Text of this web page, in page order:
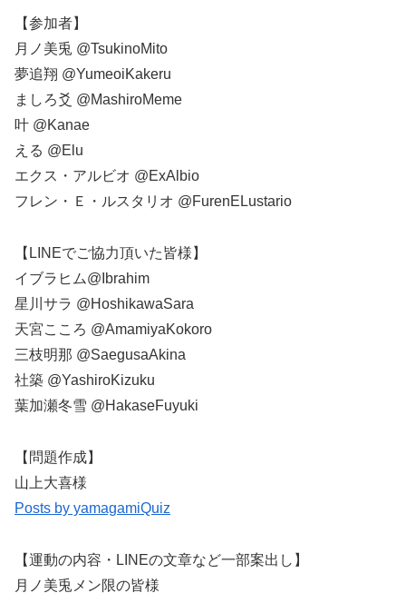
【参加者】
月ノ美兎 @TsukinoMito
夢追翔 @YumeoiKakeru
ましろ爻 @MashiroMeme
叶 @Kanae
える @Elu
エクス・アルビオ @ExAlbio
フレン・Ｅ・ルスタリオ @FurenELustario
【LINEでご協力頂いた皆様】
イブラヒム@Ibrahim
星川サラ @HoshikawaSara
天宮こころ @AmamiyaKokoro
三枝明那 @SaegusaAkina
社築 @YashiroKizuku
葉加瀬冬雪 @HakaseFuyuki
【問題作成】
山上大喜様
Posts by yamagamiQuiz
【運動の内容・LINEの文章など一部案出し】
月ノ美兎メン限の皆様